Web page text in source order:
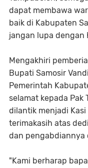
dapat membawa
baik di Kabupaten
jangan lupa dengan
Mengakhiri
Bupati Samosir
Pemerintah
selamat kepada Pak
dilantik menjadi
terimakasih atas
dan pengabdiannya
"Kami berharap